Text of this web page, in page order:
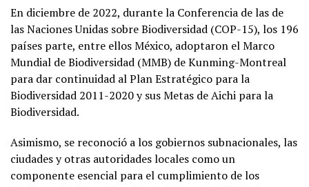
En diciembre de 2022, durante la Conferencia de las de
las Naciones Unidas sobre Biodiversidad (COP-15), los 196
países parte, entre ellos México, adoptaron el Marco
Mundial de Biodiversidad (MMB) de Kunming-Montreal
para dar continuidad al Plan Estratégico para la
Biodiversidad 2011-2020 y sus Metas de Aichi para la
Biodiversidad.
Asimismo, se reconoció a los gobiernos subnacionales, las
ciudades y otras autoridades locales como un
componente esencial para el cumplimiento de los